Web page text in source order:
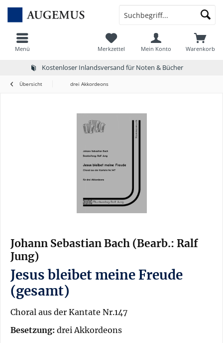
Kostenloser Inlandsversand für Noten & Bücher
Menü Warenkorb
Merkzettel Mein Konto
Übersicht drei Akkordeons
Johann Sebastian Bach (Bearb.: Ralf
Jung)
Jesus bleibet meine Freude
(gesamt)
Choral aus der Kantate Nr.147
Besetzung: drei Akkordeons